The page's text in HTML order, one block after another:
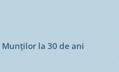
la 30 de ani